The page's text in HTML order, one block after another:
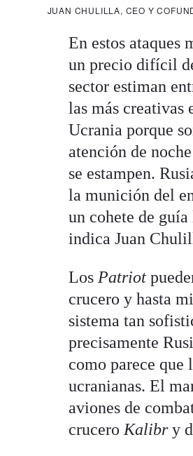
JUAN CHULILLA, CEO Y
En estos ataques
un precio difícil
sector estiman
las más creativas
Ucrania porque
atención de
se estampen.
la munición del
un cohete de
indica Juan
LosPatriot
crucero y hasta
sistema tan
precisamente
como parece que
ucranianas. El
aviones de
cruceroKalibry